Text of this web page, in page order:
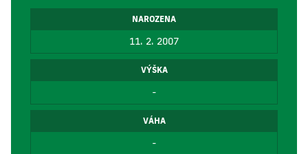
NAROZENA
11. 2. 2007
VÝŠKA
-
VÁHA
-